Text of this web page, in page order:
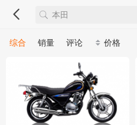
综合 销量 评论 价格